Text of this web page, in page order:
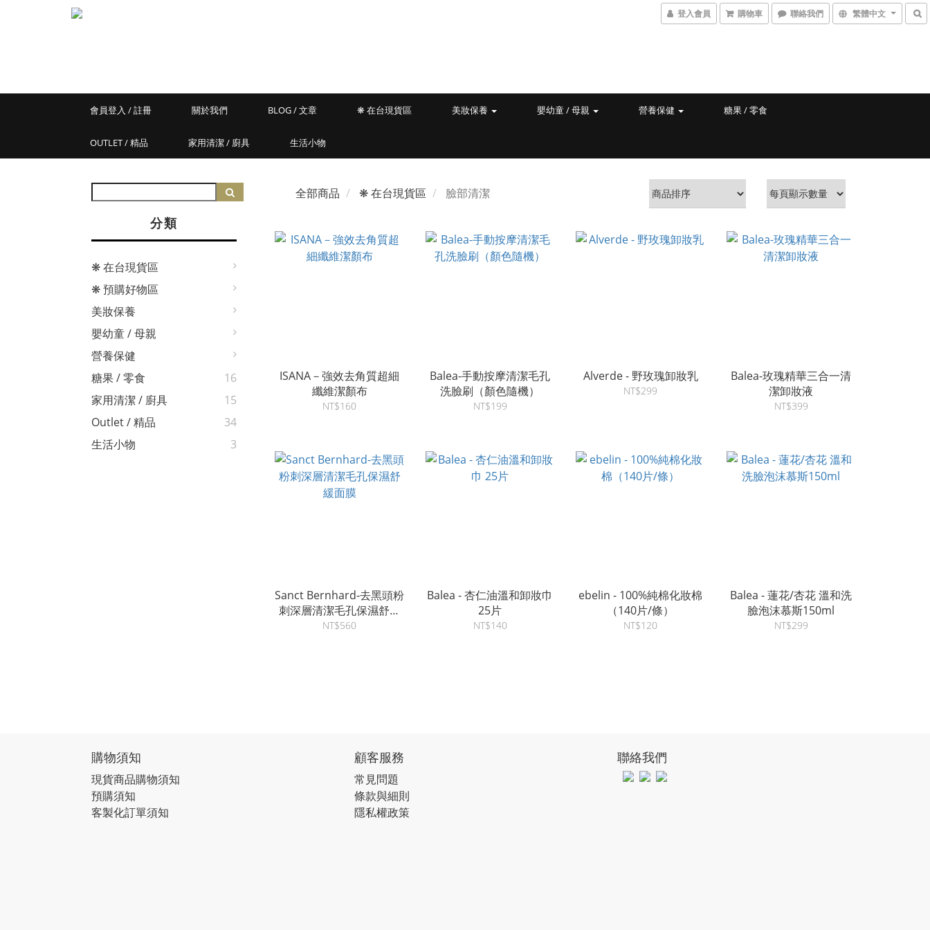
登入會員 購物車 聯絡我們 繁體中文
會員登入 / 註冊 關於我們 BLOG / 文章 ❋ 在台現貨區 美妝保養 嬰幼童 / 母親 營養保健 糖果 / 零食
OUTLET / 精品 家用清潔 / 廚具 生活小物
分類
❋ 在台現貨區
❋ 預購好物區
美妝保養
嬰幼童 / 母親
營養保健
糖果 / 零食
16
家用清潔 / 廚具
15
Outlet / 精品
34
生活小物
3
全部商品 ❋ 在台現貨區 臉部清潔
ISANA－強效去角質超細
纖維潔顏布
NT$160
Balea-手動按摩清潔毛孔
洗臉刷（顏色隨機）
NT$199
Alverde - 野玫瑰卸妝乳
NT$299
Balea-玫瑰精華三合一清
潔卸妝液
NT$399
Sanct Bernhard-去黑頭粉
刺深層清潔毛孔保濕舒緩
面膜
NT$560
Balea - 杏仁油溫和卸妝巾
25片
NT$140
ebelin - 100%純棉化妝棉
（140片/條）
NT$120
Balea - 蓮花/杏花 溫和洗
臉泡沫慕斯150ml
NT$299
購物須知
現貨商品購物須知
預購須知
客製化訂單須知
顧客服務
常見問題
條款與細則
隱私權政策
聯絡我們